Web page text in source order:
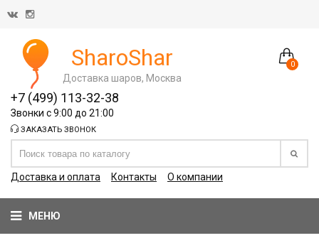
0
SharoShar
Доставка шаров, Москва
+7 (499) 113-32-38
Звонки с 9:00 до 21:00
ЗАКАЗАТЬ ЗВОНОК
Доставка и оплата Контакты О компании
МЕНЮ